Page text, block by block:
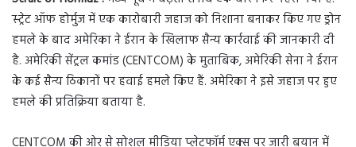
स्ट्रेट ऑफ होर्मुज में एक कारोबारी जहाज को निशाना बनाकर किए गए ड्रोन
हमले के बाद अमेरिका ने ईरान के खिलाफ सैन्य कार्रवाई की जानकारी दी
है. अमेरिकी सेंट्रल कमांड (CENTCOM) के मुताबिक, अमेरिकी सेना ने ईरान
के कई सैन्य ठिकानों पर हवाई हमले किए हैं. अमेरिका ने इसे जहाज पर हुए
हमले की प्रतिक्रिया बताया है.
CENTCOM की ओर से सोशल मीडिया प्लेटफॉर्म एक्स पर जारी बयान में